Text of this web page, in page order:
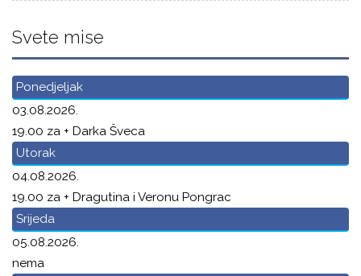
Svete mise
Ponedjeljak
03.08.2026.
19.00 za + Darka Šveca
Utorak
04.08.2026.
19.00 za + Dragutina i Veronu Pongrac
Srijeda
05.08.2026.
nema